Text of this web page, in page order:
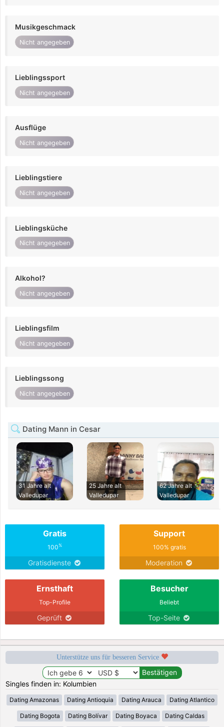
Musikgeschmack
Nicht angegeben
Lieblingssport
Nicht angegeben
Ausflüge
Nicht angegeben
Lieblingstiere
Nicht angegeben
Lieblingsküche
Nicht angegeben
Alkohol?
Nicht angegeben
Lieblingsfilm
Nicht angegeben
Lieblingssong
Nicht angegeben
Dating Mann in Cesar
31 Jahre alt
Valledupar
25 Jahre alt
Valledupar
62 Jahre alt
Valledupar
Gratis
100%
Gratisdienste
Support
100% gratis
Moderation
Ernsthaft
Top-Profile
Geprüft
Besucher
Beliebt
Top-Seite
Unterstütze uns für besseren Service
Singles finden in: Kolumbien
Dating Amazonas Dating Antioquia Dating Arauca Dating Atlantico
Dating Bogota Dating Bolívar Dating Boyaca Dating Caldas